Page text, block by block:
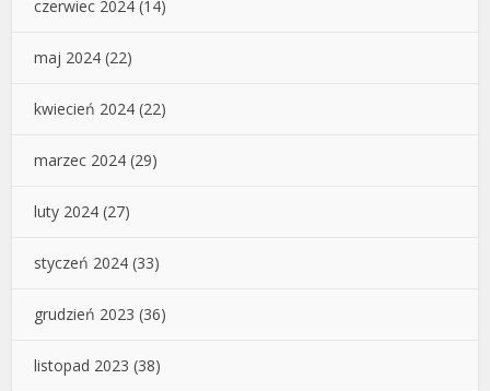
czerwiec 2024 (14)
maj 2024 (22)
kwiecień 2024 (22)
marzec 2024 (29)
luty 2024 (27)
styczeń 2024 (33)
grudzień 2023 (36)
listopad 2023 (38)